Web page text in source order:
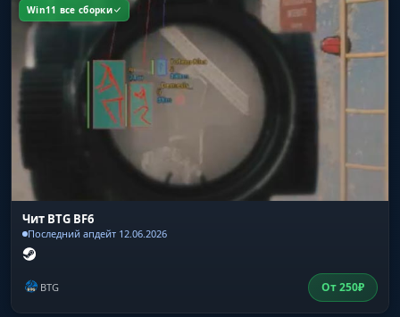
Win11 все сборки
Чит BTG BF6
Последний апдейт 12.06.2026
BTG От250₽